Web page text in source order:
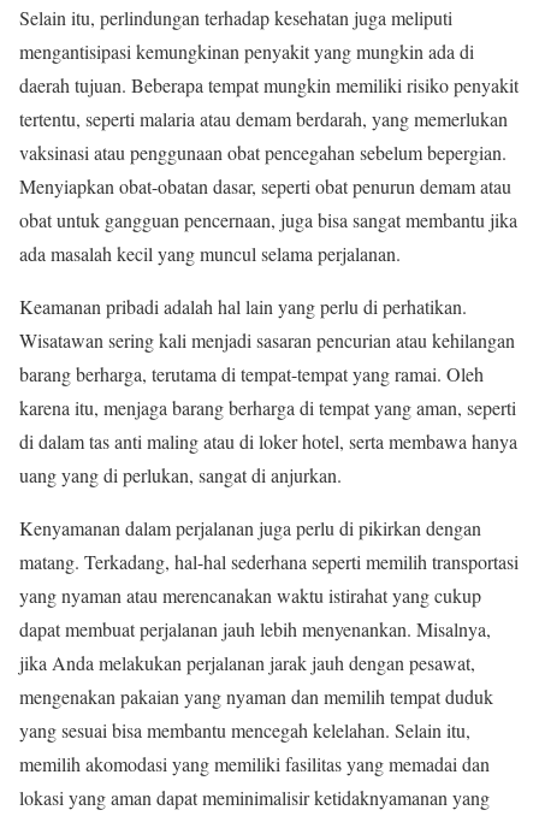
Selain itu, perlindungan terhadap kesehatan juga meliputi
mengantisipasi kemungkinan penyakit yang mungkin ada di
daerah tujuan. Beberapa tempat mungkin memiliki risiko penyakit
tertentu, seperti malaria atau demam berdarah, yang memerlukan
vaksinasi atau penggunaan obat pencegahan sebelum bepergian.
Menyiapkan obat-obatan dasar, seperti obat penurun demam atau
obat untuk gangguan pencernaan, juga bisa sangat membantu jika
ada masalah kecil yang muncul selama perjalanan.
Keamanan pribadi adalah hal lain yang perlu di perhatikan.
Wisatawan sering kali menjadi sasaran pencurian atau kehilangan
barang berharga, terutama di tempat-tempat yang ramai. Oleh
karena itu, menjaga barang berharga di tempat yang aman, seperti
di dalam tas anti maling atau di loker hotel, serta membawa hanya
uang yang di perlukan, sangat di anjurkan.
Kenyamanan dalam perjalanan juga perlu di pikirkan dengan
matang. Terkadang, hal-hal sederhana seperti memilih transportasi
yang nyaman atau merencanakan waktu istirahat yang cukup
dapat membuat perjalanan jauh lebih menyenankan. Misalnya,
jika Anda melakukan perjalanan jarak jauh dengan pesawat,
mengenakan pakaian yang nyaman dan memilih tempat duduk
yang sesuai bisa membantu mencegah kelelahan. Selain itu,
memilih akomodasi yang memiliki fasilitas yang memadai dan
lokasi yang aman dapat meminimalisir ketidaknyamanan yang